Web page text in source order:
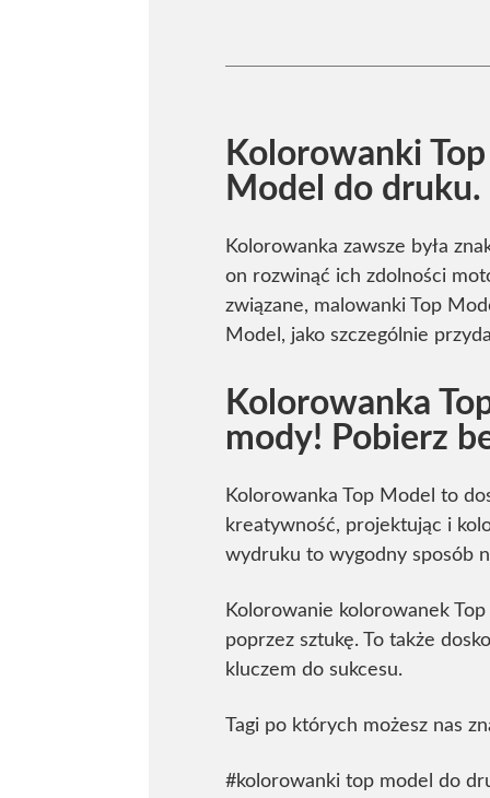
Kolorowanki
Model do
Kolorowanka zawsze była
on rozwinąć ich zdolności
związane, malowanki Top
Model, jako szczególnie
Kolorowanka
mody! Pobierz
Kolorowanka Top Model to
kreatywność, projektując i
wydruku to wygodny sposób
Kolorowanie kolorowanek
poprzez sztukę. To także
kluczem do sukcesu.
Tagi po których możesz nas
#kolorowanki top model do